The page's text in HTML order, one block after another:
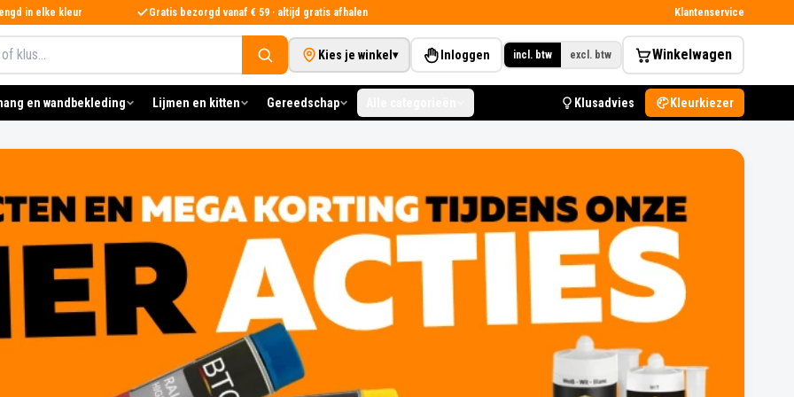
in elke kleur Gratis bezorgd vanaf € 59 · altijd gratis afhalen Klantenservice
Kies je winkel ▾ Inloggen incl. btw excl. btw Winkelwagen
en wandbekleding Lijmen en kitten Gereedschap Klusadvies Kleurkiezer